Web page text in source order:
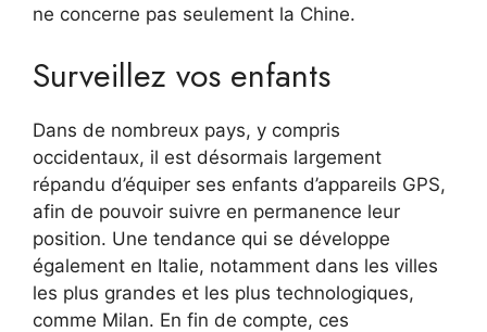
ne concerne pas seulement la Chine.
Surveillez vos enfants
Dans de nombreux pays, y compris
occidentaux, il est désormais largement
répandu d’équiper ses enfants d’appareils GPS,
afin de pouvoir suivre en permanence leur
position. Une tendance qui se développe
également en Italie, notamment dans les villes
les plus grandes et les plus technologiques,
comme Milan. En fin de compte, ces